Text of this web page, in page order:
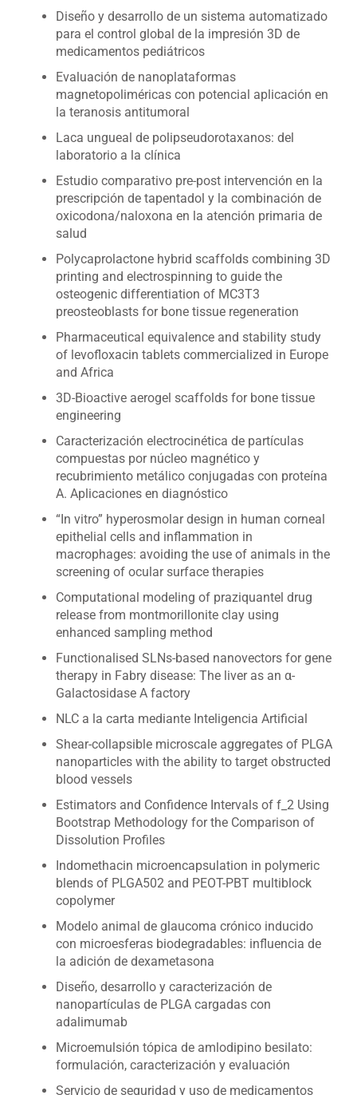
Diseño y desarrollo de un sistema automatizado
para el control global de la impresión 3D de
medicamentos pediátricos
Evaluación de nanoplataformas
magnetopoliméricas con potencial aplicación en
la teranosis antitumoral
Laca ungueal de polipseudorotaxanos: del
laboratorio a la clínica
Estudio comparativo pre-post intervención en la
prescripción de tapentadol y la combinación de
oxicodona/naloxona en la atención primaria de
salud
Polycaprolactone hybrid scaffolds combining 3D
printing and electrospinning to guide the
osteogenic differentiation of MC3T3
preosteoblasts for bone tissue regeneration
Pharmaceutical equivalence and stability study
of levofloxacin tablets commercialized in Europe
and Africa
3D-Bioactive aerogel scaffolds for bone tissue
engineering
Caracterización electrocinética de partículas
compuestas por núcleo magnético y
recubrimiento metálico conjugadas con proteína
A. Aplicaciones en diagnóstico
“In vitro” hyperosmolar design in human corneal
epithelial cells and inflammation in
macrophages: avoiding the use of animals in the
screening of ocular surface therapies
Computational modeling of praziquantel drug
release from montmorillonite clay using
enhanced sampling method
Functionalised SLNs-based nanovectors for gene
therapy in Fabry disease: The liver as an α-
Galactosidase A factory
NLC a la carta mediante Inteligencia Artificial
Shear-collapsible microscale aggregates of PLGA
nanoparticles with the ability to target obstructed
blood vessels
Estimators and Confidence Intervals of f_2 Using
Bootstrap Methodology for the Comparison of
Dissolution Profiles
Indomethacin microencapsulation in polymeric
blends of PLGA502 and PEOT-PBT multiblock
copolymer
Modelo animal de glaucoma crónico inducido
con microesferas biodegradables: influencia de
la adición de dexametasona
Diseño, desarrollo y caracterización de
nanopartículas de PLGA cargadas con
adalimumab
Microemulsión tópica de amlodipino besilato:
formulación, caracterización y evaluación
Servicio de seguridad y uso de medicamentos